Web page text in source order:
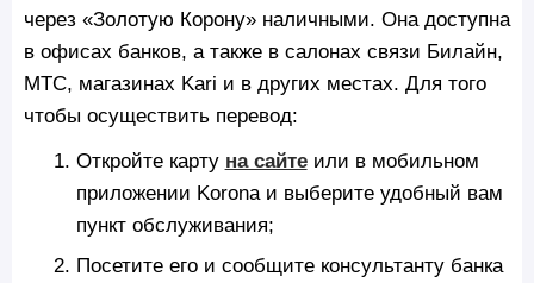
через «Золотую Корону» наличными. Она доступна
в офисах банков, а также в салонах связи Билайн,
МТС, магазинах Kari и в других местах. Для того
чтобы осуществить перевод:
Откройте карту на сайтеили в мобильном
приложении Korona и выберите удобный вам
пункт обслуживания;
Посетите его и сообщите консультанту банка